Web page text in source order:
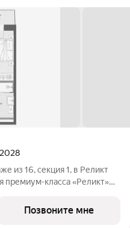
2028
из 16, секция 1, в Реликт
премиум-класса «Реликт»
бульвара и
Позвоните мне